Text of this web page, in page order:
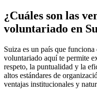
¿Cuáles son las
voluntariado en
Suiza es un país que
voluntariado aquí te permite
respeto, la puntualidad y la
altos estándares de
ventajas institucionales y